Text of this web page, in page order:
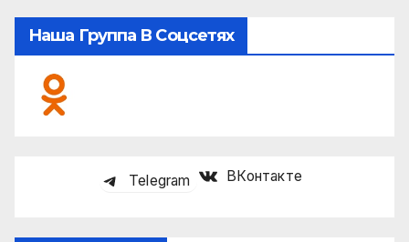
Наша Группа В Соцсетях
Telegram ВКонтакте